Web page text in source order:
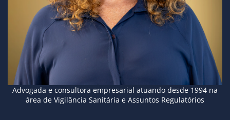
Advogada e consultora empresarial atuando desde 1994 na
área de Vigilância Sanitária e Assuntos Regulatórios